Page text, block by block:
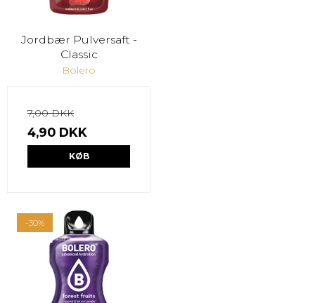
Jordbær Pulversaft -
Classic
Bolero
7,00 DKK
4,90 DKK
KØB
-30%